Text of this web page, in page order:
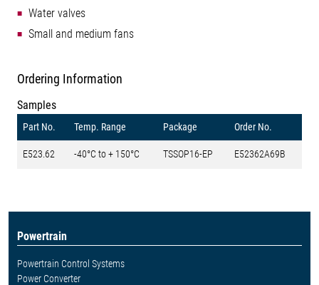
Water valves
Small and medium fans
Ordering Information
Samples
Part No. Temp. Range Package Order No.
E523.62 -40°C to + 150°C TSSOP16-EP E52362A69B
Powertrain
Powertrain Control Systems
Power Converter